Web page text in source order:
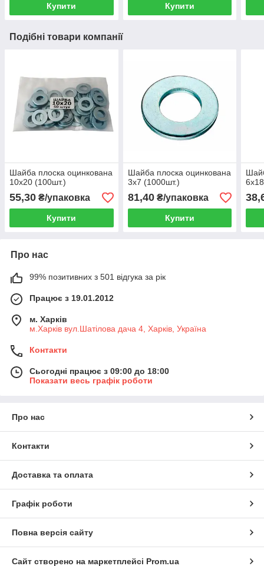
Купити Купити
Подібні товари компанії
Шайба плоска оцинкована
10х20 (100шт.)
55,30 ₴/упаковка
Купити
Шайба плоска оцинкована
3х7 (1000шт.)
81,40₴/упаковка
Купити
Про нас
99% позитивних з 501 відгука за рік
Працює з 19.01.2012
м. Харків
м.Харків вул.Шатілова дача 4, Харків, Україна
Контакти
Сьогодні працює з 09:00 до 18:00
Показати весь графік роботи
Про нас
Контакти
Доставка та оплата
Графік роботи
Повна версія сайту
Сайт створено на маркетплейсі Prom.ua